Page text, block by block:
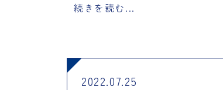
続きを読む...
2022.07.25